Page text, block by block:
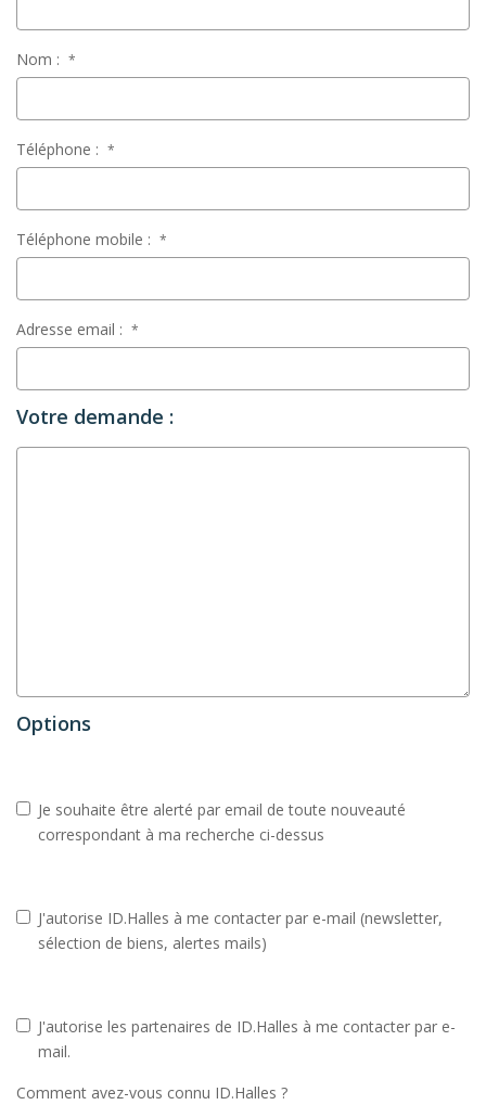
Nom : *
Téléphone : *
Téléphone mobile : *
Adresse email : *
Votre demande :
Options
Je souhaite être alerté par email de toute nouveauté
correspondant à ma recherche ci-dessus
J'autorise ID.Halles à me contacter par e-mail (newsletter,
sélection de biens, alertes mails)
J'autorise les partenaires de ID.Halles à me contacter par e-
mail.
Comment avez-vous connu ID.Halles ?